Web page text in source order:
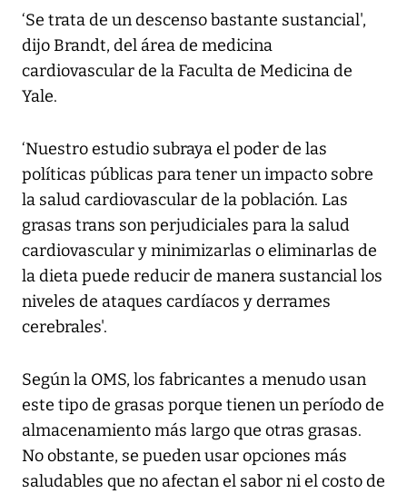
‘Se trata de un descenso bastante sustancial',
dijo Brandt, del área de medicina
cardiovascular de la Faculta de Medicina de
Yale.
‘Nuestro estudio subraya el poder de las
políticas públicas para tener un impacto sobre
la salud cardiovascular de la población. Las
grasas trans son perjudiciales para la salud
cardiovascular y minimizarlas o eliminarlas de
la dieta puede reducir de manera sustancial los
niveles de ataques cardíacos y derrames
cerebrales'.
Según la OMS, los fabricantes a menudo usan
este tipo de grasas porque tienen un período de
almacenamiento más largo que otras grasas.
No obstante, se pueden usar opciones más
saludables que no afectan el sabor ni el costo de